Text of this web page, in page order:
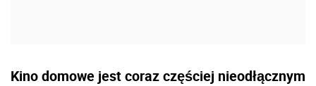
Kino domowe jest coraz częściej nieodłącznym